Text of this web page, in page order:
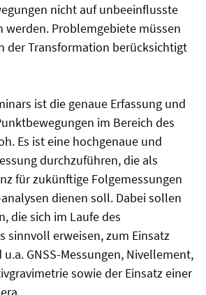
nicht auf unbeeinflusste
werden. Problemgebiete müssen
der Transformation berücksichtigt
ist die genaue Erfassung und
im Bereich des
Es ist eine hochgenaue und
durchzuführen, die als
für zukünftige Folgemessungen
dienen soll. Dabei sollen
die sich im Laufe des
sinnvoll erweisen, zum Einsatz
GNSS-Messungen, Nivellement,
sowie der Einsatz einer